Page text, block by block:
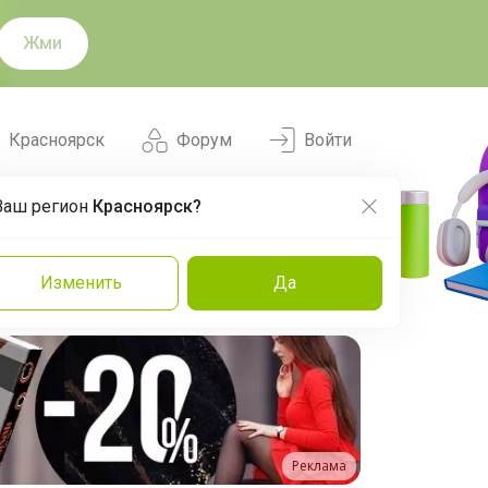
Жми
Форум
Красноярск
регион Красноярск?
Изменить Да
Войти
Команда Эксперты
Реклама